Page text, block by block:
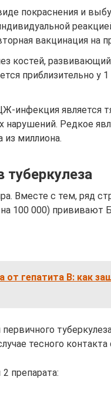
покраснения и
вакцинация на
костей,
приблизительно у
инфекция является
Редкое
из миллиона.
туберкулеза
Вместе с тем, ряд
100 000) прививают
от гепатита B: как
тесного
препарата: